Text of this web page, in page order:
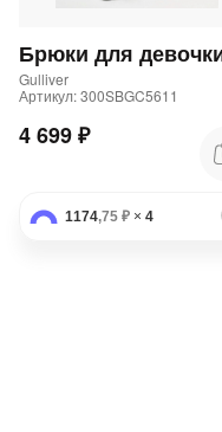
Gulliver
Артикул: 300SBGC5611
4 699 ₽
1174,75 ₽ × 4